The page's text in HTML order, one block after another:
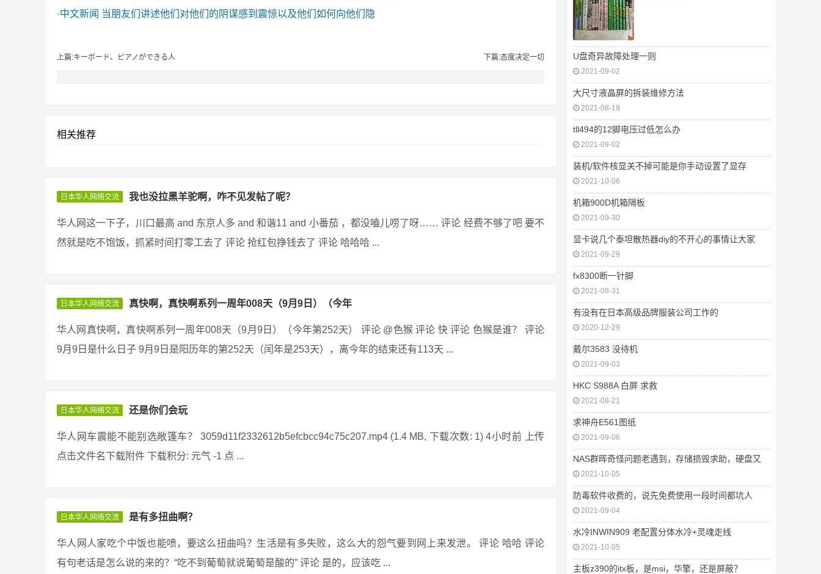
·中文新闻 当朋友们讲述他们对他们的阴谋感到震惊以及他们如何向他们隐
上篇:キーボード、ピアノができる人 下篇:态度决定一切
相关推荐
日本华人网络交流 我也没拉黑羊驼啊，咋不见发帖了呢？
华人网这一下子，川口最高 and 东京人多 and 和谐11 and 小番茄 ，都没嗑儿唠了呀…… 评论 经费不够了吧 要不
然就是吃不饱饭，抓紧时间打零工去了 评论 抢红包挣钱去了 评论 哈哈哈 ...
日本华人网络交流 真快啊，真快啊系列一周年008天（9月9日）（今年
华人网真快啊，真快啊系列一周年008天（9月9日）（今年第252天） 评论 @色猴 评论 快 评论 色猴是谁？ 评论
9月9日是什么日子 9月9日是阳历年的第252天（闰年是253天），离今年的结束还有113天 ...
日本华人网络交流 还是你们会玩
华人网车震能不能别选敞篷车？ 3059d11f2332612b5efcbcc94c75c207.mp4 (1.4 MB, 下载次数: 1) 4小时前 上传
点击文件名下载附件 下载积分: 元气 -1 点 ...
日本华人网络交流 是有多扭曲啊？
华人网人家吃个中饭也能喷，要这么扭曲吗？生活是有多失败，这么大的怨气要到网上来发泄。 评论 哈哈 评论
有句老话是怎么说的来的？“吃不到葡萄就说葡萄是酸的” 评论 是的，应该吃 ...
U盘奇异故障处理一则
2021-09-02
大尺寸液晶屏的拆装维修方法
2021-08-19
tll494的12脚电压过低怎么办
2021-09-02
装机/软件核显关不掉可能是你手动设置了显存
2021-10-06
机箱900D机箱隔板
2021-09-30
显卡说几个泰坦散热器diy的不开心的事情让大家
2021-09-29
fx8300断一针脚
2021-08-31
有没有在日本高级品牌服装公司工作的
2020-12-29
戴尔3583 没待机
2021-09-03
HKC S988A 白屏 求救
2021-08-21
求神舟E561图纸
2021-09-06
NAS群晖奇怪问题老遇到，存储损毁求助，硬盘又
2021-10-05
防毒软件收费的，说先免费使用一段时间都坑人
2021-09-04
水冷INWIN909 老配置分体水冷+灵魂走线
2021-10-05
主板z390的itx板，是msi，华擎，还是屏蔽？